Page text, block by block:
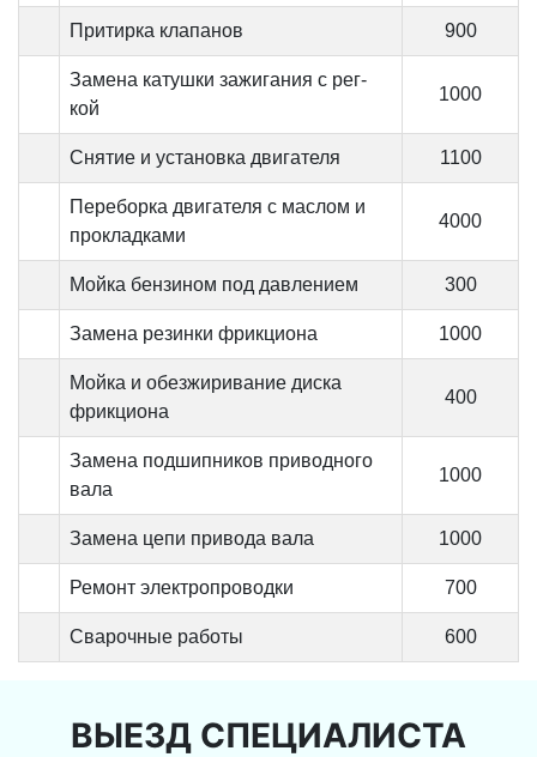
Притирка клапанов 900
Замена катушки зажигания с рег-
кой
1000
Снятие и установка двигателя 1100
Переборка двигателя с маслом и
прокладками
4000
Мойка бензином под давлением 300
Замена резинки фрикциона 1000
Мойка и обезжиривание диска
фрикциона
400
Замена подшипников приводного
вала
1000
Замена цепи привода вала 1000
Ремонт электропроводки 700
Сварочные работы 600
ВЫЕЗД СПЕЦИАЛИСТА